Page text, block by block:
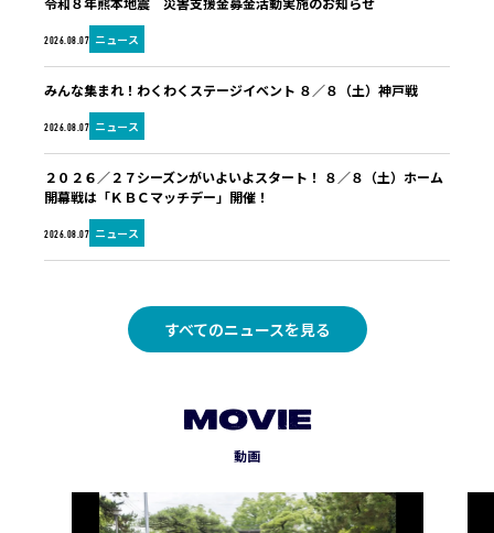
2026.08.07 ニュース
2026.08.07 ニュース
みんな集まれ！わくわくステージイベント ８／８（土）神戸戦
2026.08.07 ニュース
２０２６／２７シーズンがいよいよスタート！ ８／８（土）ホーム
開幕戦は「ＫＢＣマッチデー」開催！
すべてのニュースを見る
MOVIE
動画